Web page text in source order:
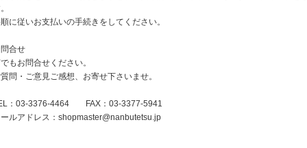
に従いお支払いの手続きをしてください。
合せ
もお問合せください。
問・ご意見ご感想、お寄せ下さいませ。
：03-3376-4464 FAX：03-3377-5941
ルアドレス： shopmaster@nanbutetsu.jp